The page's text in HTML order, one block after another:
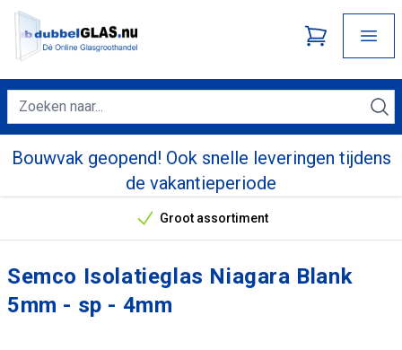
Bouwvak geopend! Ook snelle leveringen tijdens
de vakantieperiode
Onze unieke verkoopargumenten
Groot assortiment
Semco Isolatieglas Niagara Blank
5mm - sp - 4mm